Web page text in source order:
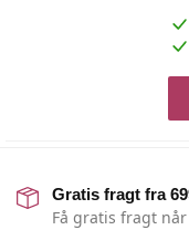
Gratis fragt fra
Få gratis fragt